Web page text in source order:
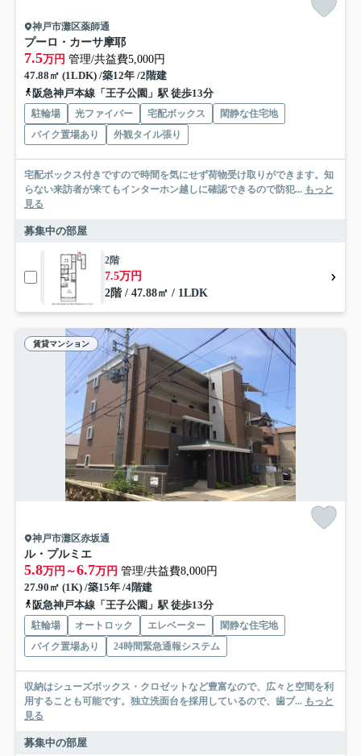
神戸市灘区薬師通
プーロ・カーサ摩耶
7.5万円 管理/共益費5,000円
47.88㎡ (1LDK) /築12年 /2階建
阪急神戸本線「王子公園」駅 徒歩13分
駐輪場 光ファイバー 宅配ボックス
閑静な住宅地
バイク置場あり
外観タイル張り
宅配ボックス付きですので時間を気にせず荷物受け取りができます。知
らない来訪者が来てもインターホン越しに確認できるので防犯... もっと
見る
募集中の部屋
2階
7.5万円
2階 / 47.88㎡ / 1LDK
賃貸マンション
神戸市灘区赤坂通
ル・プルミエ
5.8万円～6.7万円 管理/共益費8,000円
27.90㎡ (1K) /築15年 /4階建
阪急神戸本線「王子公園」駅 徒歩13分
駐輪場 オートロック エレベーター
閑静な住宅地
バイク置場あり
24時間緊急通報システム
収納はシューズボックス・クロゼットなど豊富なので、広々と空間を利
用することも可能です。独立洗面台を採用しているので、歯ブ... もっと
見る
募集中の部屋